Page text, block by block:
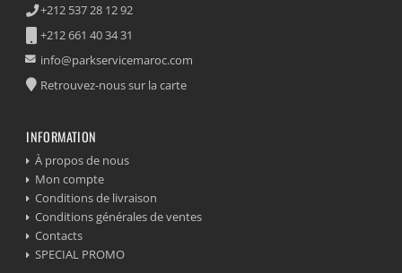
+212 537 28 12 92
+212 661 40 34 31
info@parkservicemaroc.com
Retrouvez-nous sur la carte
INFORMATION
À propos de nous
Mon compte
Conditions de livraison
Conditions générales de ventes
Contacts
SPECIAL PROMO